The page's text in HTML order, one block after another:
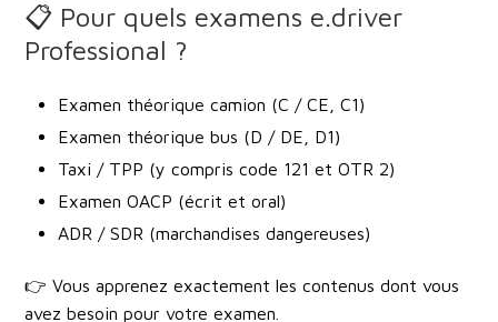
📋 Pour quels examens e.driver
Professional ?
Examen théorique camion (C / CE, C1)
Examen théorique bus (D / DE, D1)
Taxi / TPP (y compris code 121 et OTR 2)
Examen OACP (écrit et oral)
ADR / SDR (marchandises dangereuses)
👉 Vous apprenez exactement les contenus dont vous
avez besoin pour votre examen.